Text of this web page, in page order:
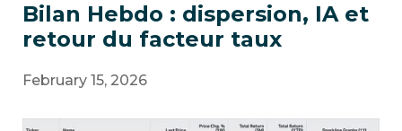
Bilan Hebdo : dispersion, IA et
retour du facteur taux
February 15, 2026